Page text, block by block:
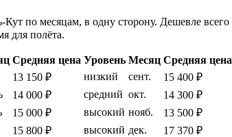
по месяцам, в одну сторону. Дешевле
для полёта.
Средняя цена Уровень Месяц Средняя цена
13 150 ₽ низкий сент. 15 400 ₽
14 000 ₽ средний окт. 14 300 ₽
15 000 ₽ высокий нояб. 13 500 ₽
15 800 ₽ высокий дек. 17 370 ₽